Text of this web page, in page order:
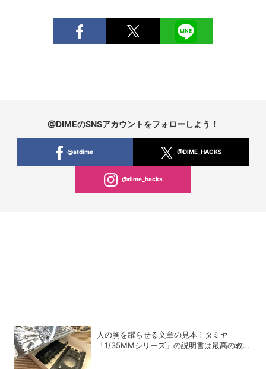
@DIMEのSNSアカウントをフォローしよう！
@atdime @DIME_HACKS
@dime_hacks
人の胸を躍らせる文章の見本！タミヤ
「1/35MMシリーズ」の説明書は最高の教科